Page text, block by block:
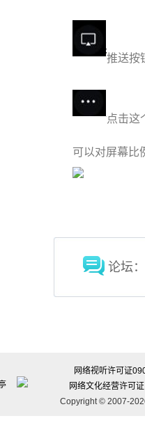
推送按
点击这
可以对屏幕比
论坛
网络视听许可证
网络文化经营许可
Copyright © 2007-